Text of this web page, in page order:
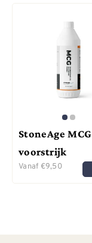
StoneAge MCG
voorstrijk
Vanaf €9,50